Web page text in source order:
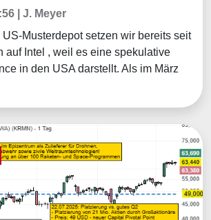
| J. Meyer
US-Musterdepot setzen wir bereits seit
auf Intel , weil es eine spekulative
in den USA darstellt. Als im März